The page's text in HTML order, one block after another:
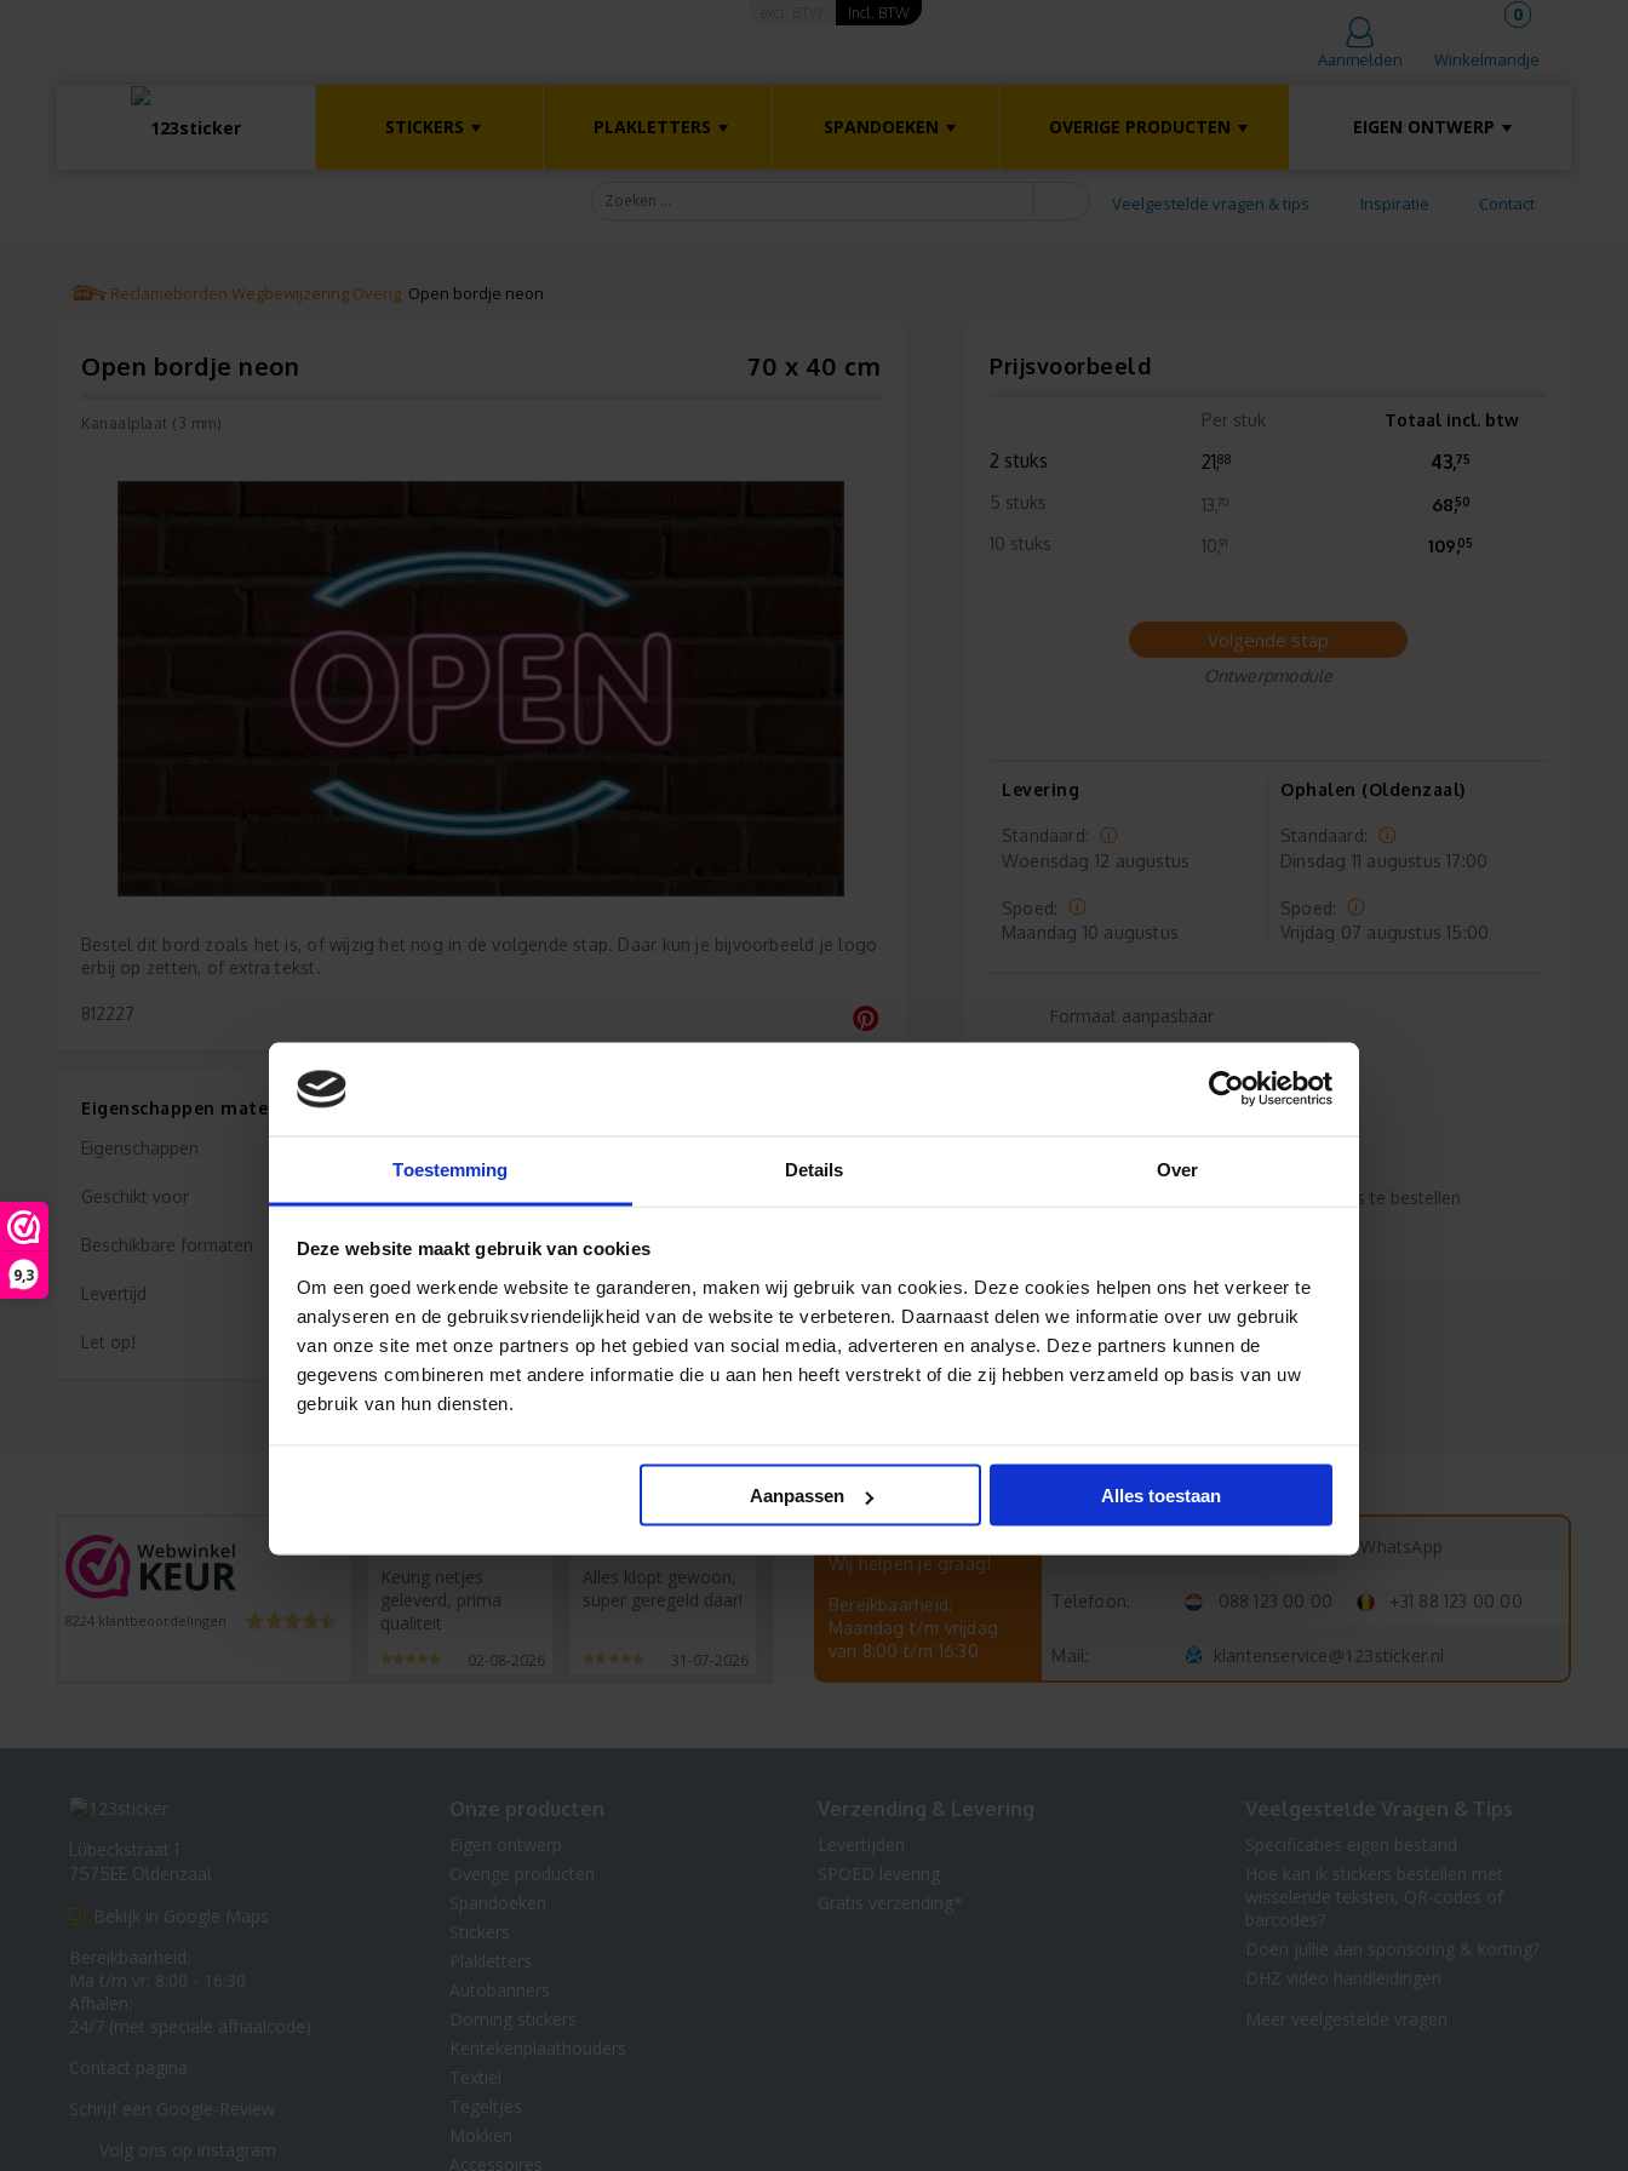
9,3
Toestemming Details Over
Deze website maakt gebruik van cookies
Om een goed werkende website te garanderen, maken wij gebruik van cookies. Deze cookies helpen ons het verkeer te
analyseren en de gebruiksvriendelijkheid van de website te verbeteren. Daarnaast delen we informatie over uw gebruik
van onze site met onze partners op het gebied van social media, adverteren en analyse. Deze partners kunnen de
gegevens combineren met andere informatie die u aan hen heeft verstrekt of die zij hebben verzameld op basis van uw
gebruik van hun diensten.
Aanpassen Alles toestaan
Aanmelden Winkelmandje
0
STICKERS PLAKLETTERS SPANDOEKEN OVERIGE PRODUCTEN EIGEN ONTWERP
Veelgestelde vragen & tips Inspiratie Contact
Incl. BTW
Reclameborden Wegbewijzering Overig Open bordje neon
Open bordje neon 70 x 40 cm
Kanaalplaat (3 mm)
Bestel dit bord zoals het is, of wijzig het nog in de volgende stap. Daar kun je bijvoorbeeld je logo
erbij op zetten, of extra tekst.
812227
Eigenschappen materiaal Kanaalplaat (3 mm)
Eigenschappen
Geschikt voor
Beschikbare formaten
Levertijd
Let op!
Prijsvoorbeeld
Per stuk Totaal incl. btw
2 stuks 21,88 43,75
5 stuks 13,70 68,50
10 stuks 10,91 109,05
Volgende stap
Ontwerpmodule
Levering
Standaard:
Woensdag 12 augustus
Spoed:
Maandag 10 augustus
Ophalen (Oldenzaal)
Standaard:
Dinsdag 11 augustus 17:00
Spoed:
Vrijdag 07 augustus 15:00
Formaat aanpasbaar
Duizenden klanten raden jou aan bij ons te bestellen
8224 klantbeoordelingen
Keurig netjes
geleverd, prima
qualiteit
02-08-2026
Alles klopt gewoon,
super geregeld daar!
31-07-2026
Wij helpen je graag!
Bereikbaarheid:
Maandag t/m vrijdag
van 8:00 t/m 16:30
WhatsApp
Telefoon: 088 123 00 00 +31 88 123 00 00
Mail: klantenservice@123sticker.nl
Lübeckstraat 1
7575EE Oldenzaal
Bekijk in Google Maps
Bereikbaarheid:
Ma t/m vr: 8:00 - 16:30
Afhalen:
24/7 (met speciale afhaalcode)
Contact pagina
Schrijf een Google-Review
Volg ons op instagram
Onze producten
Eigen ontwerp
Overige producten
Spandoeken
Stickers
Plakletters
Autobanners
Doming stickers
Kentekenplaathouders
Textiel
Tegeltjes
Mokken
Accessoires
Verzending & Levering
Levertijden
SPOED levering
Gratis verzending*
Veelgestelde Vragen & Tips
Specificaties eigen bestand
Hoe kan ik stickers bestellen met
wisselende teksten, QR-codes of
barcodes?
Doen jullie aan sponsoring & korting?
DHZ video handleidingen
Meer veelgestelde vragen